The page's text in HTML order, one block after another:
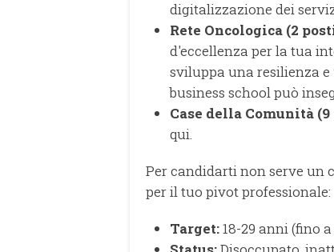
digitalizzazione dei
Rete Oncologica (2
d'eccellenza per la tua
sviluppa una resilienza e
business school può
Case della Comunità
qui.
Per candidarti non serve un
per il tuo pivot professionale:
Target:18-29 anni (fino